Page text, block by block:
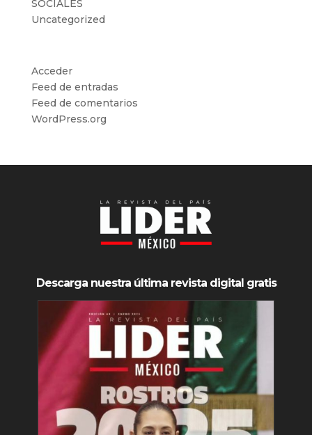
SOCIALES
Uncategorized
Acceder
Feed de entradas
Feed de comentarios
WordPress.org
Descarga nuestra última revista digital gratis